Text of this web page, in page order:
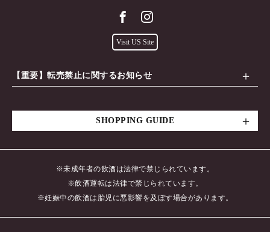
ソーヴィニヨン・ブラン93％、セミヨン7％
あさつゆ asatsuyu 2023
葡萄樹を艶めかす朝露のように、透明感のあるイエ
Visit US Site
【重要】転売禁止に関するお知らせ
SHOPPING GUIDE
※未成年者の飲酒は法律で禁じられています。
※飲酒運転は法律で禁じられています。
※妊娠中の飲酒は胎児に悪影響を及ぼす場合があります。